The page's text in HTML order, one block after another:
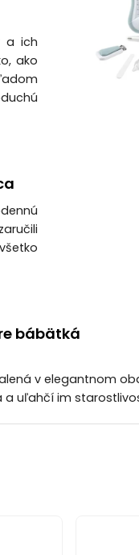
a ich
ako
bábätká
v elegantnom
uľahčí im